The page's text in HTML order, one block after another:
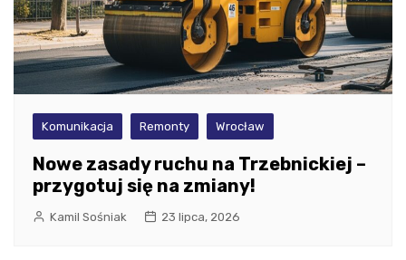
Komunikacja Remonty Wrocław
Nowe zasady ruchu na Trzebnickiej –
przygotuj się na zmiany!
Kamil Sośniak 23 lipca, 2026